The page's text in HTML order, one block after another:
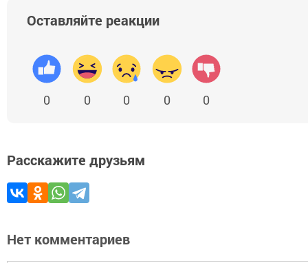
Оставляйте реакции
0 0 0 0 0
Расскажите друзьям
Нет комментариев